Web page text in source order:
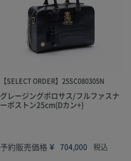
【SELECT ORDER】25SC080305N
グレージングポロサス/フルファスナ
ーボストン25cm(Dカン+)
予約販売価格 ¥ 704,000
税込